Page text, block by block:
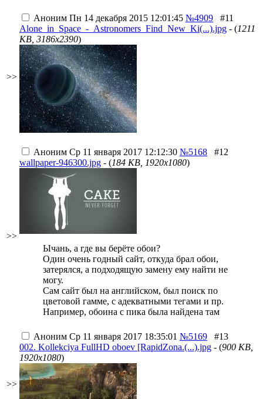
>>
Аноним Пн 14 декабря 2015 12:01:45 №4909
#11
Alone_in_Space_-_Astronomers_Find_New_Ki(...).jpg - (1211
KB, 3186x2390)
>>
Аноним Ср 11 января 2017 12:12:30 №5168
#12
wallpaper-946300.jpg - (184 KB, 1920x1080)
Ычань, а где вы берёте обои?
Один очень годный сайт, откуда брал обои,
затерялся, а подходящую замену ему найти не
могу.
Сам сайт был на английском, был поиск по
цветовой гамме, с адекватными тегами и пр.
Например, обоина с пика была найдена там
>>
Аноним Ср 11 января 2017 18:35:01 №5169
#13
002. Kollekciya FullHD oboev [RapidZona.(...).jpg - (900 KB,
1920x1080)